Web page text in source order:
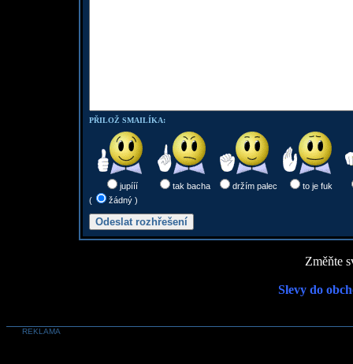
PŘILOŽ SMAILÍKA:
jupííí tak bacha držím palec
to je fuk
(
žádný )
Změňte
Slevy do
REKLAMA